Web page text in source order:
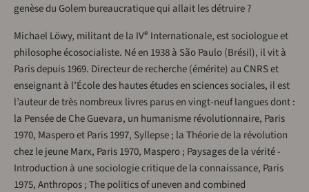
genèse du Golem bureaucratique qui allait les détruire ?
Michael Löwy, militant de la IVe Internationale, est sociologue et
philosophe écosocialiste. Né en 1938 à São Paulo (Brésil), il vit à
Paris depuis 1969. Directeur de recherche (émérite) au CNRS et
enseignant à l’École des hautes études en sciences sociales, il est
l’auteur de très nombreux livres parus en vingt-neuf langues dont :
la Pensée de Che Guevara, un humanisme révolutionnaire, Paris
1970, Maspero et Paris 1997, Syllepse ; la Théorie de la révolution
chez le jeune Marx, Paris 1970, Maspero ; Paysages de la vérité -
Introduction à une sociologie critique de la connaissance, Paris
1975, Anthropos ; The politics of uneven and combined